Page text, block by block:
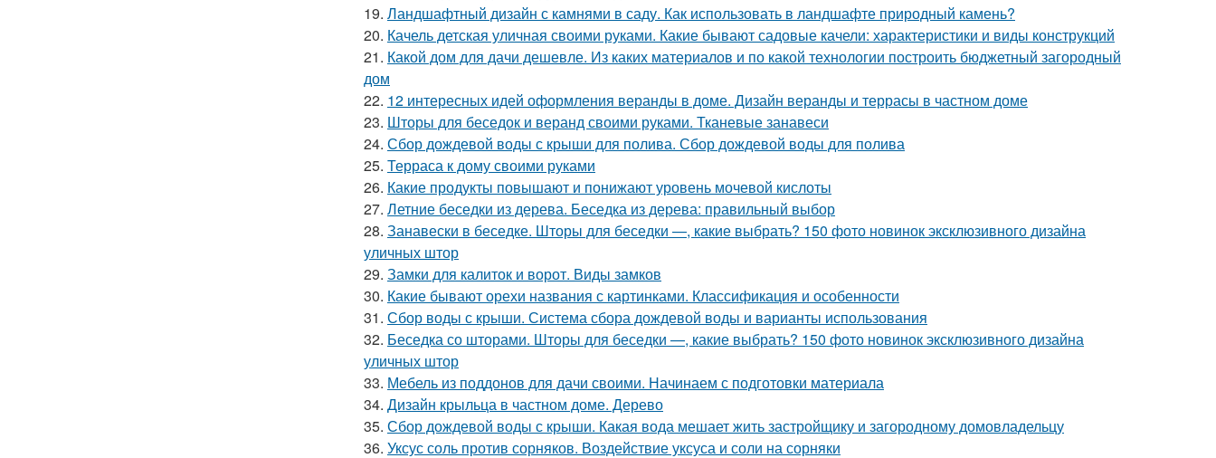
19. Ландшафтный дизайн с камнями в саду. Как использовать в ландшафте природный камень?
20. Качель детская уличная своими руками. Какие бывают садовые качели: характеристики и виды конструкций
21. Какой дом для дачи дешевле. Из каких материалов и по какой технологии построить бюджетный загородный
дом
22. 12 интересных идей оформления веранды в доме. Дизайн веранды и террасы в частном доме
23. Шторы для беседок и веранд своими руками. Тканевые занавеси
24. Сбор дождевой воды с крыши для полива. Сбор дождевой воды для полива
25. Терраса к дому своими руками
26. Какие продукты повышают и понижают уровень мочевой кислоты
27. Летние беседки из дерева. Беседка из дерева: правильный выбор
28. Занавески в беседке. Шторы для беседки —, какие выбрать? 150 фото новинок эксклюзивного дизайна
уличных штор
29. Замки для калиток и ворот. Виды замков
30. Какие бывают орехи названия с картинками. Классификация и особенности
31. Сбор воды с крыши. Система сбора дождевой воды и варианты использования
32. Беседка со шторами. Шторы для беседки —, какие выбрать? 150 фото новинок эксклюзивного дизайна
уличных штор
33. Мебель из поддонов для дачи своими. Начинаем с подготовки материала
34. Дизайн крыльца в частном доме. Дерево
35. Сбор дождевой воды с крыши. Какая вода мешает жить застройщику и загородному домовладельцу
36. Уксус соль против сорняков. Воздействие уксуса и соли на сорняки